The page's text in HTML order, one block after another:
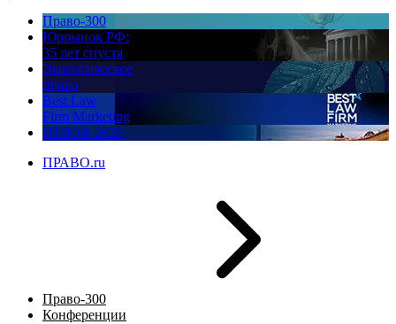
Право-300
Юррынок РФ:
35 лет спустя
Экологическое
право
Best Law
Firm Marketing
ПМЮФ 2026
ПРАВО.ru
Право-300
Конференции